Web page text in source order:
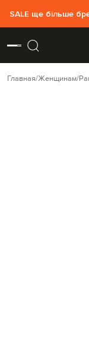
SALE ще більше
Главная Женщинам